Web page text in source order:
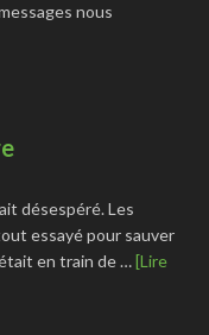
nous
désespéré. Les
essayé pour sauver
était en train de …[Lire